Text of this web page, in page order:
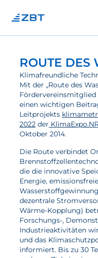
Über Uns
Abteilungen
Ausstattung
Gute
Open Science und
Gremien
Unser Netzwerk
Forschung
Brennstoffzellen
Wasserstoff
Elektrolyse
ROUTE DES
Klimafreundliche
Mit der „Route des
Fördervereinsmitglied
einen wichtigen
Leitprojekts
2022 der
Oktober 2014.
Die Route verbindet
die die innovative
Energie,
dezentrale
Wärme-Kopplung)
Forschungs-,
Industrieaktivitäten
und das
informiert. Bis zu 30